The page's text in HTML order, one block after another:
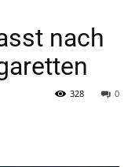
nach
0
328